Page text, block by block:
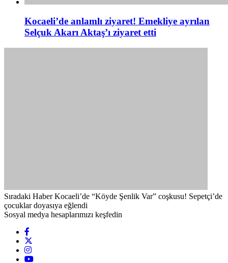
Kocaeli’de anlamlı ziyaret! Emekliye ayrılan
Selçuk Akarı Aktaş’ı ziyaret etti
Sıradaki Haber Kocaeli’de “Köyde Şenlik Var” coşkusu! Sepetçi’de
çocuklar doyasıya eğlendi
Sosyal medya hesaplarımızı keşfedin